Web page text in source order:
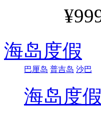
海岛度假
巴厘岛 普吉岛 沙巴
海岛度假